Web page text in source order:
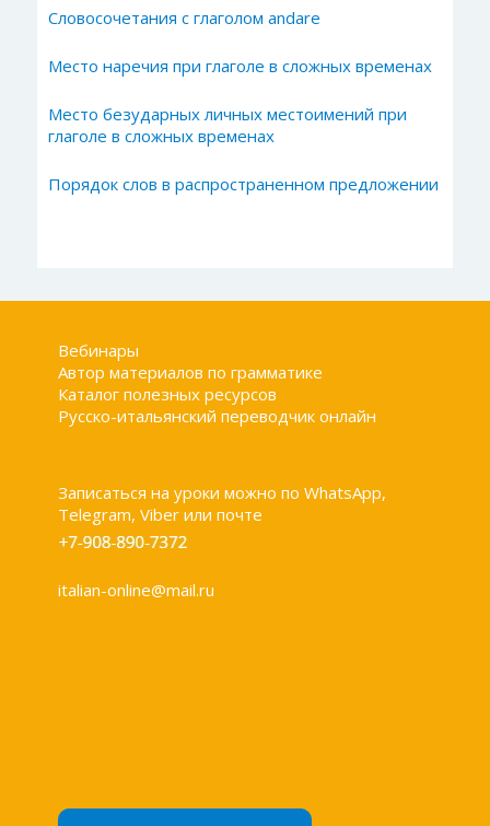
Словосочетания с глаголом andare
Место наречия при глаголе в сложных временах
Место безударных личных местоимений при
глаголе в сложных временах
Порядок слов в распространенном предложении
Вебинары
Автор материалов по грамматике
Каталог полезных ресурсов
Русско-итальянский переводчик онлайн
Записаться на уроки можно по WhatsApp,
Telegram, Viber или почте
italian-online@mail.ru